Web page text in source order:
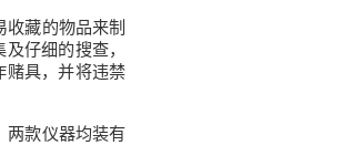
藏的物品来制
仔细的搜查，
赌具，并将违禁
两款仪器均装有